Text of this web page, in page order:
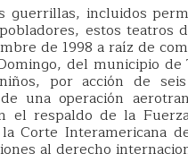
incluidos
estos teatros
de 1998 a raíz de
del municipio de
por acción de
una operación
el respaldo de la
Corte Interamericana
al derecho